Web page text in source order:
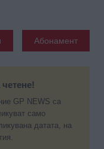
Абонамент
GP NEWS са
само
датата, на